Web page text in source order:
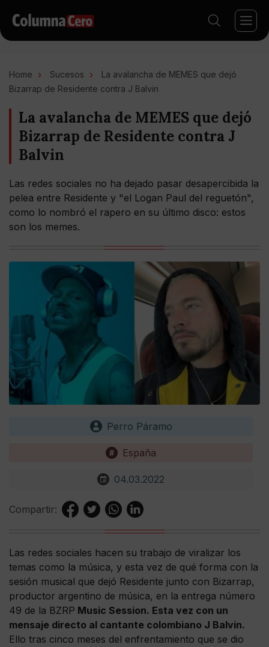
Home Sucesos
La avalancha de MEMES que dejó
Bizarrap de Residente contra J Balvin
La avalancha de MEMES que dejó
Bizarrap de Residente contra J
Balvin
Las redes sociales no ha dejado pasar desapercibida la
pelea entre Residente y "el Logan Paul del reguetón",
como lo nombró el rapero en su último disco: estos
son los memes.
Perro Páramo
España
04.03.2022
Compartir:
Las redes sociales hacen su trabajo de viralizar los
temas como la música, y esta vez de qué forma con la
sesión musical que dejó Residente junto con Bizarrap,
productor argentino de música, en la entrega número
49 de la BZRP Music Session. Esta vez con un
mensaje directo al cantante colombiano J Balvin.
Ello tras cinco meses del enfrentamiento que se dio